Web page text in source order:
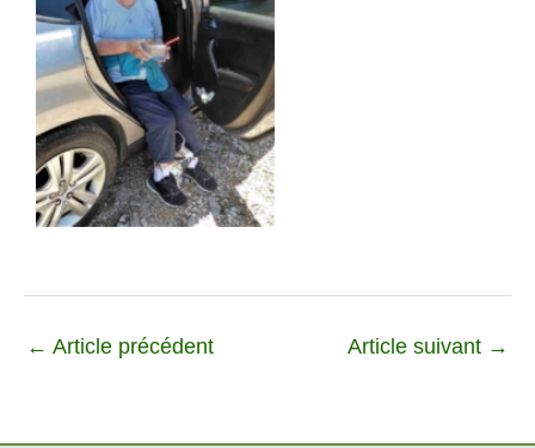
← Article précédent Article suivant →